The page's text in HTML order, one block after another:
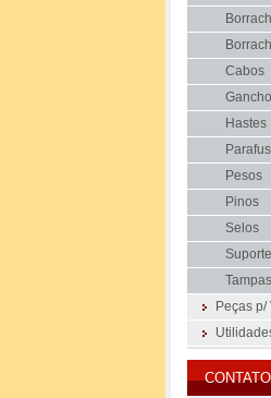
Cabos
Hastes
Pesos
Pinos
Selos
Tampas
Peças p/
CONTATO